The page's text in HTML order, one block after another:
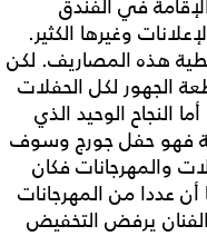
في الفندق
وغيرها الكثير.
هذه المصاريف. لكن
الجهور لكل الحفلات
النجاح الوحيد الذي
فهو حفل جورج وسوف
والمهرجانات فكان
أن عددا من المهرجانات
يرفض التخفيض